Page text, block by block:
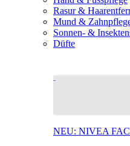
Rasur &
Mund &
Sonnen- &
Düfte
NEU: NIVEA